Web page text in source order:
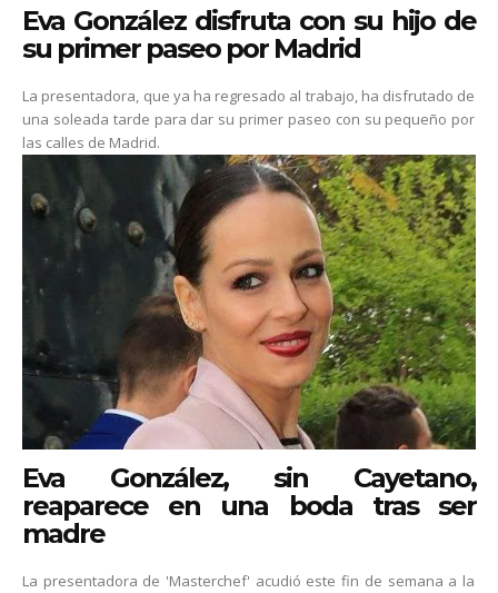
Eva González disfruta con su hijo de
su primer paseo por Madrid
La presentadora, que ya ha regresado al trabajo, ha disfrutado de
una soleada tarde para dar su primer paseo con su pequeño por
las calles de Madrid.
Eva González, sin Cayetano,
reaparece en una boda tras ser
madre
La presentadora de 'Masterchef' acudió este fin de semana a la